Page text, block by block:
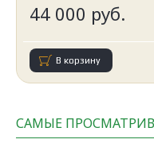
44 000 руб.
В корзину
САМЫЕ